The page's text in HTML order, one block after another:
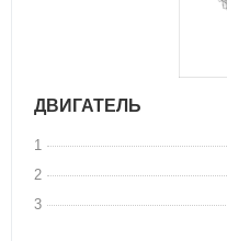
ДВИГАТЕЛЬ
1
2
3